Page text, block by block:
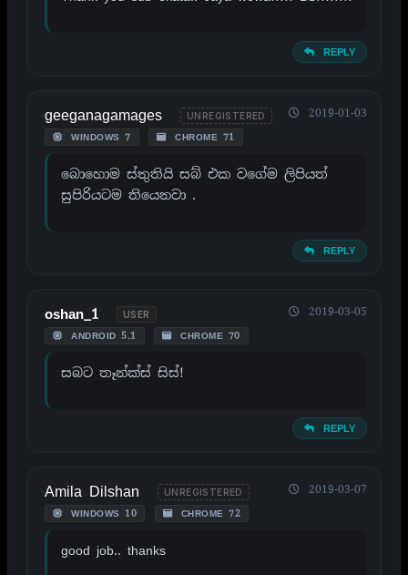
REPLY
geeganagamages UNREGISTERED
WINDOWS 7 CHROME 71
2019-01-03
බොහොම ස්තුතියි සබ් එක වගේම ලිපියත්
සුපිරියටම තියෙනවා .
REPLY
oshan_1 USER
ANDROID 5.1 CHROME 70
2019-03-05
සබට තෑන්ක්ස් සිස්!
REPLY
Amila Dilshan UNREGISTERED
WINDOWS 10 CHROME 72
2019-03-07
good job.. thanks